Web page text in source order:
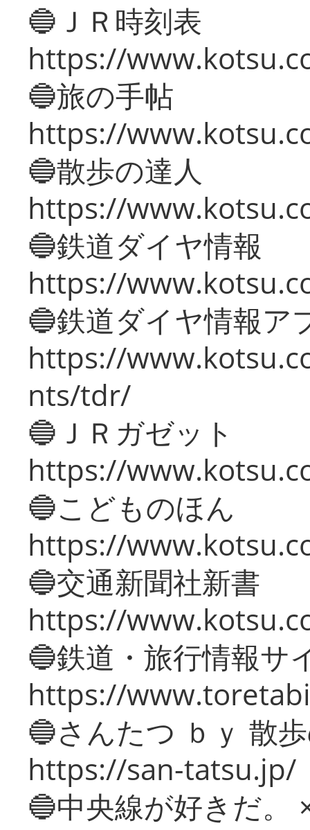
🔵ＪＲ時刻表
https://
🔵旅の手帖
https://
🔵散歩の達人
https://
🔵鉄道ダイヤ情報
https://
🔵鉄道ダイヤ情報ア
https://
nts/tdr/
🔵ＪＲガゼット
https://
🔵こどものほん
https://
🔵交通新聞社新書
https://
🔵鉄道・旅行情報サ
https://
🔵さんたつ ｂｙ 散
https://san-tatsu.jp/
🔵中央線が好きだ。